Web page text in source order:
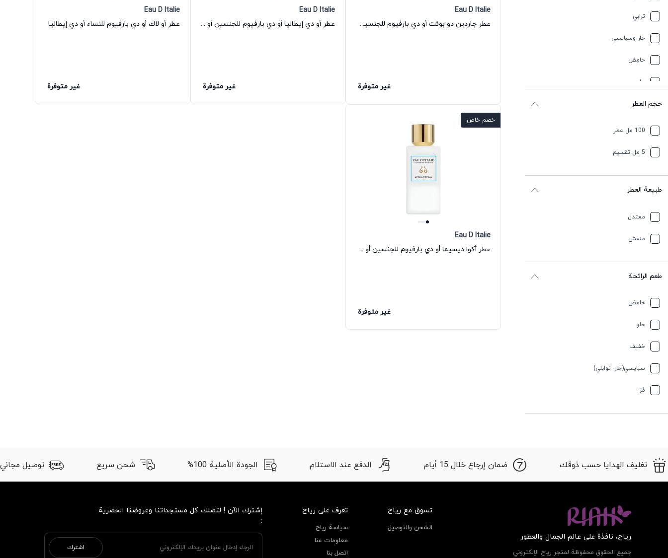
ترابي
حار وسبايسي
حامِض
حلو
حمضيات
خشبي
خفیف وسبايسي
زهري أبيض
سموكي
طين
عشبي
عنبر
فاكهي
فانيليا
لكتوني
مائي
حجم العطر
100 مل عطر
5 مل تقسيم
طبيعة العطر
معتدل
منعش
طعم الرائحة
حامض
حلو
خفیف
سبایسي(حار- توابلي)
مُرّ
Eau D Italie
عطر جاردين دو بوئت أو دي بارفيوم للجنسين أو دي إيطاليا
غير متوفرة
Eau D Italie
عطر أو دي إيطاليا أو دي بارفيوم للجنسين أو دي إيطاليا
غير متوفرة
Eau D Italie
عطر أو لاك أو دي بارفيوم للنساء أو دي إيطاليا
غير متوفرة
خصم خاص
Eau D Italie
عطر أكوا ديسيما أو دي بارفيوم للجنسين أو دي إيطاليا
غير متوفرة
تغليف الهدايا حسب ذوقك ضمان إرجاع خلال 15 أيام الدفع عند الاستلام الجودة الأصلية 100% شحن سريع توصيل مجاني
ریاح، نافذة على عالم الجمال والعطور
جميع الحقوق محفوظة لمتجر ریاح الإلكتروني
تسوق مع رياح
الشحن والتوصيل
تعرف على رياح
سياسة رياح
معلومات عنا
اتصل بنا
إشترك الآن ! لتصلك كل مستجداتنا وعروضنا الحصرية
:
اشترك